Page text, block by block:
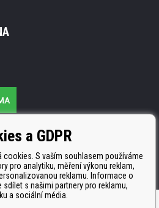
a GDPR
cookies. S vaším souhlasem používáme
pro analytiku, měření výkonu reklam,
reklamu. Informace o
s našimi partnery pro reklamu,
a sociální média.